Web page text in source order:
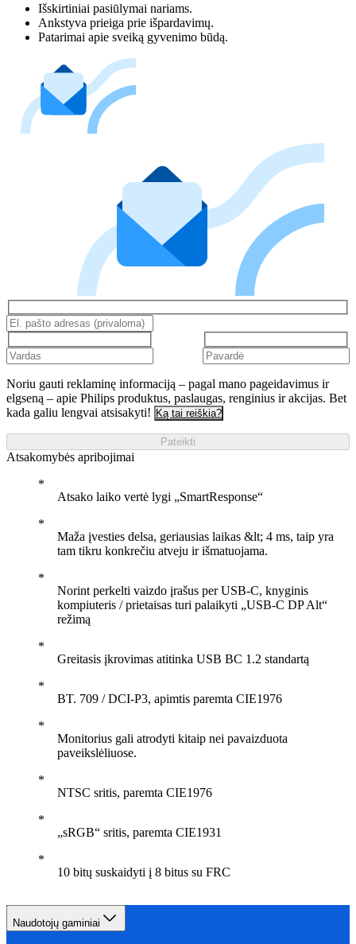
Išskirtiniai pasiūlymai nariams.
Ankstyva prieiga prie išpardavimų.
Patarimai apie sveiką gyvenimo būdą.
Noriu gauti reklaminę informaciją – pagal mano pageidavimus ir
elgseną – apie Philips produktus, paslaugas, renginius ir akcijas. Bet
kada galiu lengvai atsisakyti! Ką tai reiškia?
Pateikti
Atsakomybės apribojimai
Atsako laiko vertė lygi „SmartResponse“
Maža įvesties delsa, geriausias laikas &lt; 4 ms, taip yra
tam tikru konkrečiu atveju ir išmatuojama.
Norint perkelti vaizdo įrašus per USB-C, knyginis
kompiuteris / prietaisas turi palaikyti „USB-C DP Alt“
režimą
Greitasis įkrovimas atitinka USB BC 1.2 standartą
BT. 709 / DCI-P3, apimtis paremta CIE1976
Monitorius gali atrodyti kitaip nei pavaizduota
paveikslėliuose.
NTSC sritis, paremta CIE1976
„sRGB“ sritis, paremta CIE1931
10 bitų suskaidyti į 8 bitus su FRC
Naudotojų gaminiai